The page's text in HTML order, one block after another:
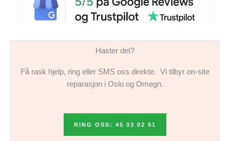
Haster det?
Få rask hjelp, ring eller SMS oss direkte. Vi tilbyr on-site
reparasjon i Oslo og Omegn.
RING OSS: 45 03 02 51